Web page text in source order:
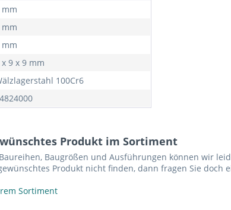
mm
mm
mm
x 9 x 9 mm
100Cr6
Produkt im Sortiment
Baugrößen und Ausführungen können wir
Produkt nicht finden, dann fragen Sie
Sortiment